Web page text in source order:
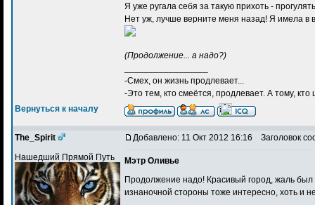
Я уже ругала себя за такую прихоть -
Нет уж, лучше верните меня назад! Я имела в
(Продолжение... а надо?)
-Смех, он жизнь продлевает...
-Это тем, кто смеётся, продлевает. А тому,
Вернуться к началу
The_Spirit
Нашедший Прямой Путь
Добавлено: 11 Окт 2012 16:16 Заголовок
Мэтр Оливье
Продолжение надо! Красивый город, жаль
изнаночной стороны тоже интересно, хоть и